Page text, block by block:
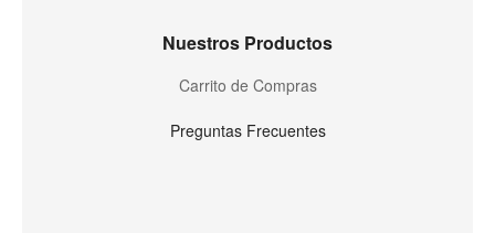
Nuestros Productos
Carrito de Compras
Preguntas Frecuentes